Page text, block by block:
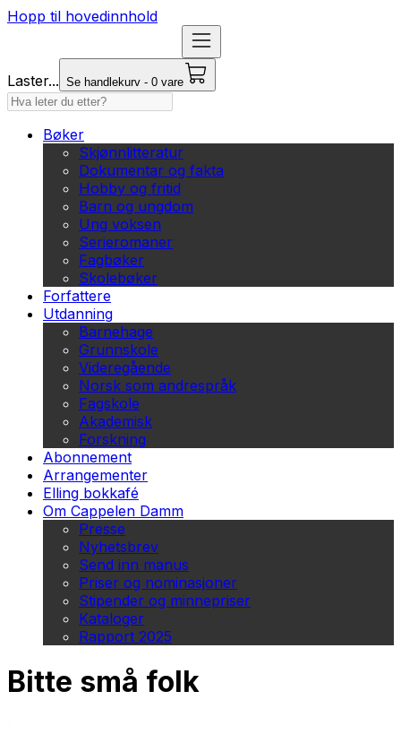
Hopp til hovedinnhold
Laster... Se handlekurv - 0 vare
Bøker
Skjønnlitteratur
Dokumentar og fakta
Hobby og fritid
Barn og ungdom
Ung voksen
Serieromaner
Fagbøker
Skolebøker
Forfattere
Utdanning
Barnehage
Grunnskole
Videregående
Norsk som andrespråk
Fagskole
Akademisk
Forskning
Abonnement
Arrangementer
Elling bokkafé
Om Cappelen Damm
Presse
Nyhetsbrev
Send inn manus
Priser og nominasjoner
Stipender og minnepriser
Kataloger
Rapport 2025
Bitte små folk